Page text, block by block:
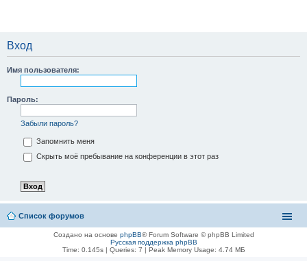
Вход
Имя пользователя:
Пароль:
Забыли пароль?
Запомнить меня
Скрыть моё пребывание на конференции в этот раз
Список форумов
Создано на основе phpBB® Forum Software © phpBB Limited
Русская поддержка phpBB
Time: 0.145s| Queries: 7 | Peak Memory Usage: 4.74 МБ